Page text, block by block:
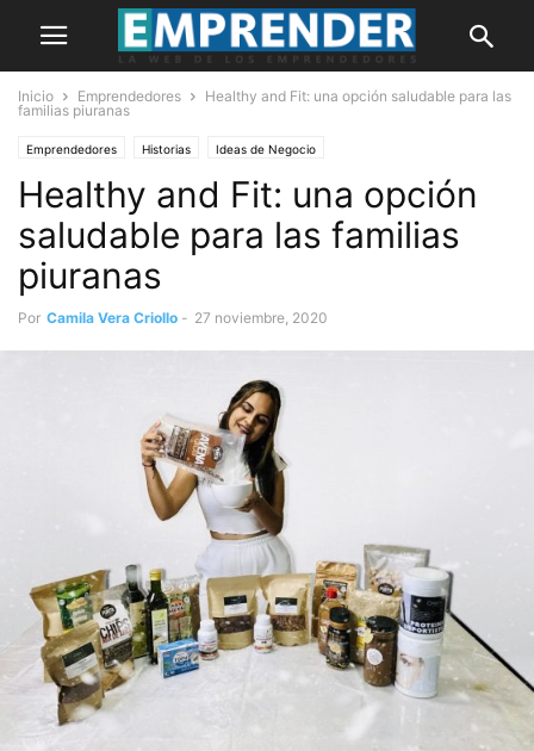
Inicio Emprendedores
Healthy and Fit: una opción saludable para las
familias piuranas
Emprendedores Historias Ideas de Negocio
Healthy and Fit: una opción
saludable para las familias
piuranas
Por Camila Vera Criollo - 27 noviembre, 2020